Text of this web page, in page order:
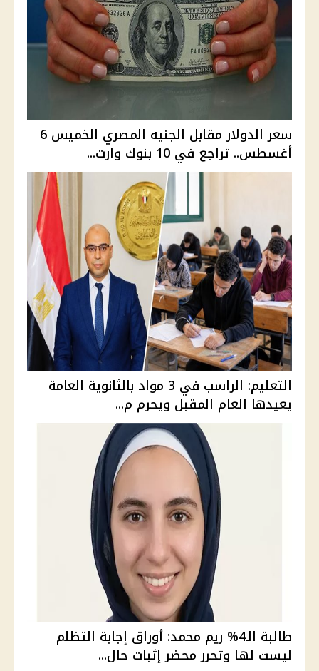
سعر الدولار مقابل الجنيه المصري الخميس 6
أغسطس.. تراجع في 10 بنوك وارت...
التعليم: الراسب في 3 مواد بالثانوية العامة
يعيدها العام المقبل ويحرم م...
طالبة الـ4% ريم محمد: أوراق إجابة التظلم
ليست لها وتحرر محضر إثبات حال...